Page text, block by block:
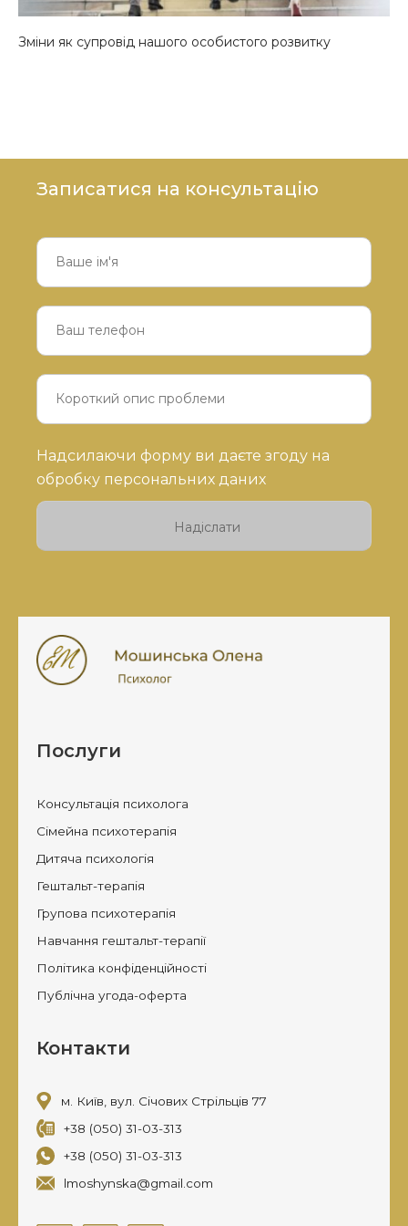
Зміни як супровід нашого особистого розвитку
Записатися на консультацію
Будь
ласка,
залиште
поле
Надсилаючи форму ви даєте згоду на
обробку персональних даних
Послуги
Консультація психолога
Сімейна психотерапія
Дитяча психологія
Гештальт-терапія
Групова психотерапія
Навчання гештальт-терапії
Політика конфіденційності
Публічна угода-оферта
Контакти
м. Київ, вул. Січових Стрільців 77
+38 (050) 31-03-313
+38 (050) 31-03-313
lmoshynska@gmail.com